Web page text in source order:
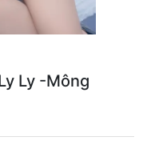
Ly -Mông